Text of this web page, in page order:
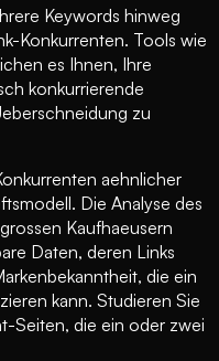
Keywords hinweg
Konkurrenten. Tools wie
es Ihnen, Ihre
konkurrierende
zu
aehnlicher
Die Analyse des
Kaufhaeusern
Daten, deren Links
die ein
kann. Studieren Sie
Seiten, die ein oder zwei